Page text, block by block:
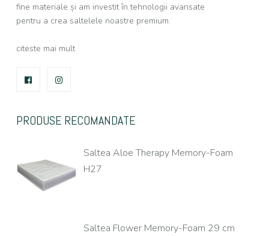
fine materiale și am investit în tehnologii avansate
pentru a crea saltelele noastre premium.
citeste mai mult
FACEBOOK
PRODUSE RECOMANDATE
Saltea Aloe Therapy Memory-Foam
H27
Saltea Flower Memory-Foam 29 cm